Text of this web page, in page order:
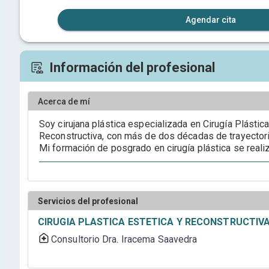
Agendar cita
Información del profesional
Acerca de mí
Soy cirujana plástica especializada en Cirugía
Reconstructiva, con más de dos décadas de
Mi formación de posgrado en cirugía plástica se
especialicé en reconstrucción auricular en París,
tanto procedimientos estéticos como
la cirugía de reconstrucción de oreja en pacientes con
subespecialidad de alta complejidad que no es
pacientes de diferentes ciudades del país que me
especialización. Brindo una atención integral, humana donde cada tratamiento
es planificado de forma personalizada, priorizando
Servicios del profesional
CIRUGIA PLASTICA ESTETICA Y
Consultorio Dra. Iracema Saavedra